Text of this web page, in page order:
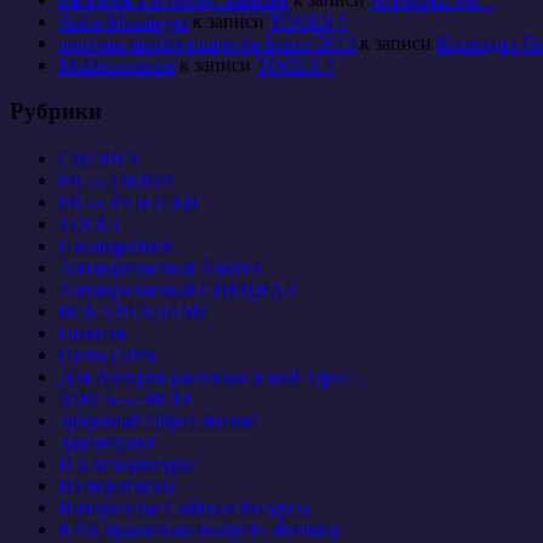
Sudie Mosmeyerк записи TOOLS *
nouveau maillot equipe de france 2013 к записи Крокодил
Maklerzentrum к записи TOOLS *
Рубрики
CHERNY
PR — ОБЗОР
PR — РЕНТГЕН
TOOLs
Uncategorized
Антикризисный Ликбез
Антикризисный СПЕЦНАЗ
ВСЁ о РЕКЛАМЕ
Главная
Гости сайта
Для Авторов рассылок в мой адрес…
ЗДЕСЬ — ВСЁ!
Здоровый Образ Жизни
Здравпункт
И в безкультурье
Из переписки
Интересные Сайты и Ресурсы
КАК правильно выбрать Жилище